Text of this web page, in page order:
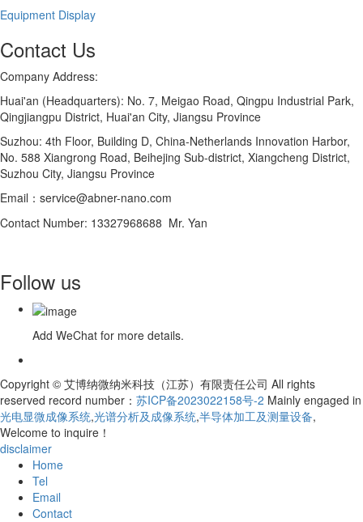
Equipment Display
Contact Us
Company Address:
Huai'an (Headquarters): No. 7, Meigao Road, Qingpu Industrial Park,
Qingjiangpu District, Huai'an City, Jiangsu Province
Suzhou: 4th Floor, Building D, China-Netherlands Innovation Harbor,
No. 588 Xiangrong Road, Beihejing Sub-district, Xiangcheng District,
Suzhou City, Jiangsu Province
Email：service@abner-nano.com
Contact Number: 13327968688 Mr. Yan
Follow us
Add WeChat for more details.
Copyright © 艾博纳微纳米科技（江苏）有限责任公司 All rights
reserved record number： 苏ICP备2023022158号-2 Mainly engaged in
光电显微成像系统,光谱分析及成像系统,半导体加工及测量设备,
Welcome to inquire！
disclaimer
Home
Tel
Email
Contact